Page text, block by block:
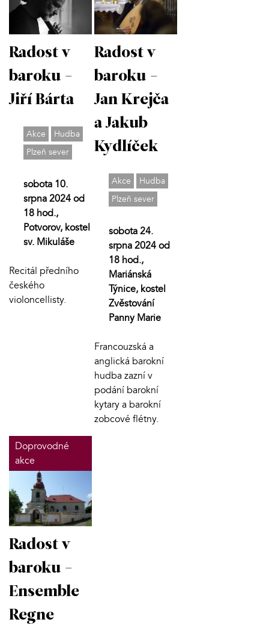
Radost v
baroku -
Jiří Bárta
Akce
Hudba
Plzeň sever
sobota 10.
srpna 2024 od
18 hod.,
Potvorov, kostel
sv. Mikuláše
Recitál předního
českého
violoncellisty.
Radost v
baroku -
Jan Krejča
a Jakub
Kydlíček
Akce
Hudba
Plzeň sever
sobota 24.
srpna 2024 od
18 hod.,
Mariánská
Týnice, kostel
Zvěstování
Panny Marie
Francouzská a
anglická barokní
hudba zazní v
podání barokní
kytary a barokní
zobcové flétny.
Doprovodné
akce
Radost v
baroku -
Ensemble
Regne